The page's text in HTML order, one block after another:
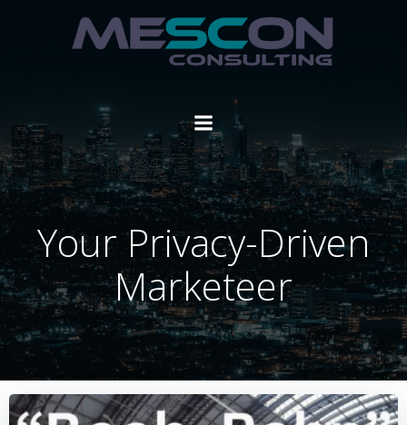
Inhalt
springen
Your Privacy-Driven
Marketeer